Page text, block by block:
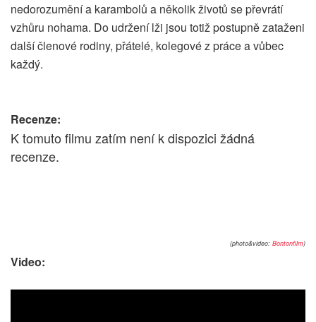
nedorozumění a karambolů a několik životů se převrátí
vzhůru nohama. Do udržení lži jsou totiž postupně zataženi
další členové rodiny, přátelé, kolegové z práce a vůbec
každý.
Recenze:
K tomuto filmu zatím není k dispozici žádná
recenze.
(photo&video: Bontonfilm)
Video: